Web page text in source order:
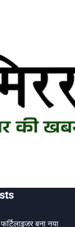
फर्टिलाइजर बना नया